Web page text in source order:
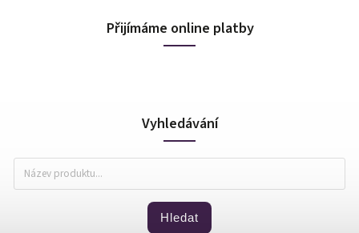
Přijímáme online platby
Vyhledávání
Hledat